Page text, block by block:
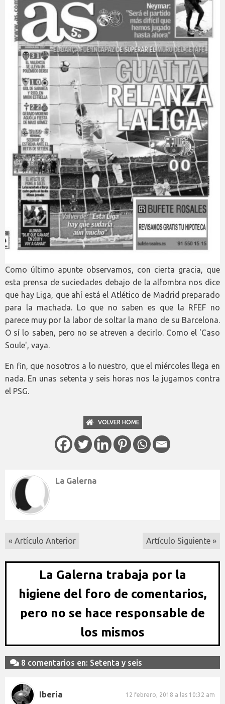
Como último apunte observamos, con cierta gracia, que
esta prensa de suciedades debajo de la alfombra nos dice
que hay Liga, que ahí está el Atlético de Madrid preparado
para la machada. Lo que no saben es que la RFEF no
parece muy por la labor de soltar la mano de su Barcelona.
O sí lo saben, pero no se atreven a decirlo. Como el 'Caso
Soule', vaya.
En fin, que nosotros a lo nuestro, que el miércoles llega en
nada. En unas setenta y seis horas nos la jugamos contra
el PSG.
VOLVER HOME
La Galerna
« Artículo Anterior Artículo Siguiente »
La Galerna trabaja por la
higiene del foro de comentarios,
pero no se hace responsable de
los mismos
8 comentarios en: Setenta y seis
Iberia 12 febrero, 2018 a las 10:32 am